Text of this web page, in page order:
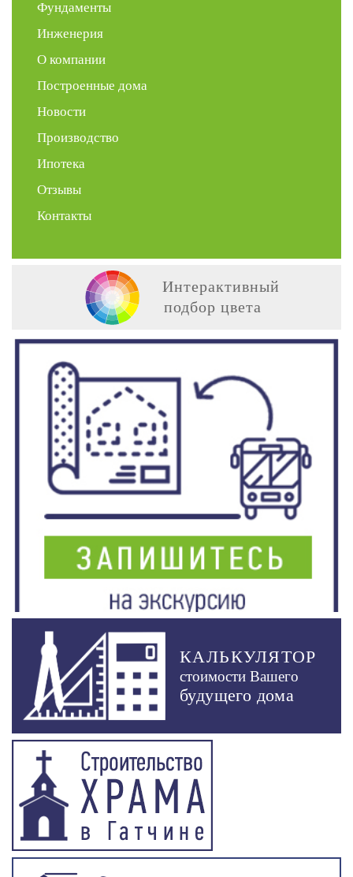
Фундаменты
Инженерия
О компании
Построенные дома
Новости
Производство
Ипотека
Отзывы
Контакты
Интерактивный
подбор цвета
КАЛЬКУЛЯТОР
стоимости Вашего
будущего дома